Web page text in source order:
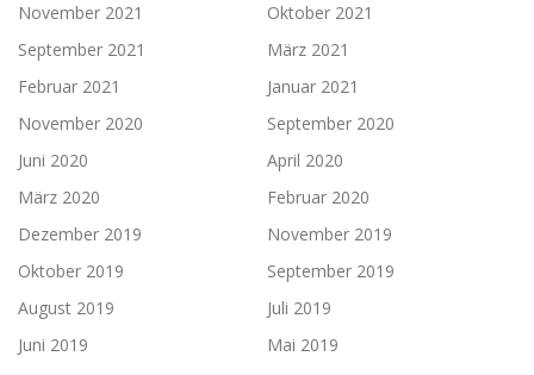
November 2021
Oktober 2021
September 2021
März 2021
Februar 2021
Januar 2021
November 2020
September 2020
Juni 2020
April 2020
März 2020
Februar 2020
Dezember 2019
November 2019
Oktober 2019
September 2019
August 2019
Juli 2019
Juni 2019
Mai 2019